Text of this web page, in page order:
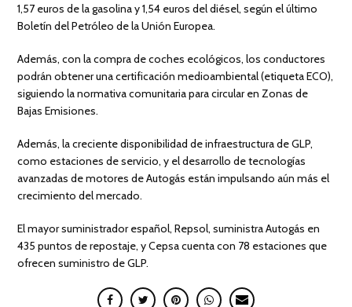
1,57 euros de la gasolina y 1,54 euros del diésel, según el último
Boletín del Petróleo de la Unión Europea.
Además, con la compra de coches ecológicos, los conductores
podrán obtener una certificación medioambiental (etiqueta ECO),
siguiendo la normativa comunitaria para circular en Zonas de
Bajas Emisiones.
Además, la creciente disponibilidad de infraestructura de GLP,
como estaciones de servicio, y el desarrollo de tecnologías
avanzadas de motores de Autogás están impulsando aún más el
crecimiento del mercado.
El mayor suministrador español, Repsol, suministra Autogás en
435 puntos de repostaje, y Cepsa cuenta con 78 estaciones que
ofrecen suministro de GLP.